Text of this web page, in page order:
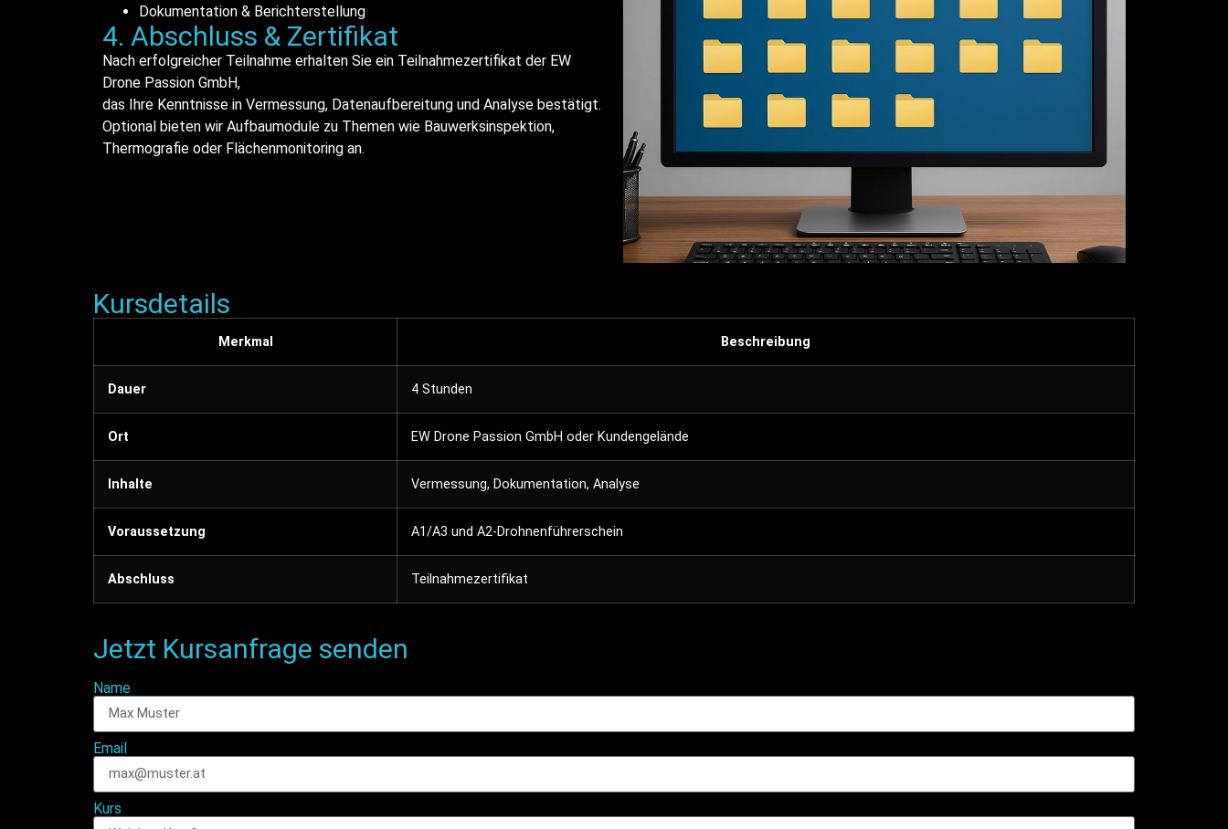
Dokumentation & Berichterstellung
4. Abschluss & Zertifikat
Nach erfolgreicher Teilnahme erhalten Sie ein Teilnahmezertifikat der EW
Drone Passion GmbH,
das Ihre Kenntnisse in Vermessung, Datenaufbereitung und Analyse bestätigt.
Optional bieten wir Aufbaumodule zu Themen wie Bauwerksinspektion,
Thermografie oder Flächenmonitoring an.
Kursdetails
Merkmal Beschreibung
Dauer 4 Stunden
Ort EW Drone Passion GmbH oder Kundengelände
Inhalte Vermessung, Dokumentation, Analyse
Voraussetzung A1/A3 und A2-Drohnenführerschein
Abschluss Teilnahmezertifikat
Jetzt Kursanfrage senden
Name
Email
Kurs